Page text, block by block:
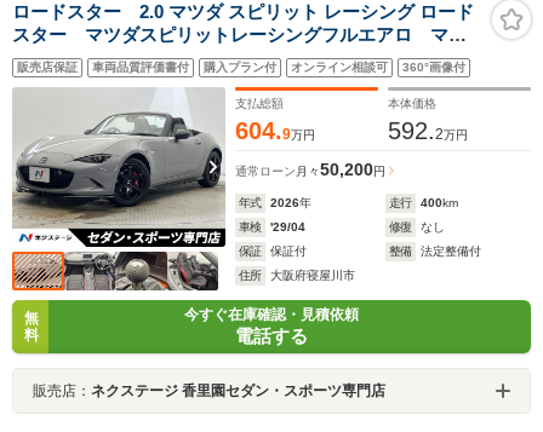
ロードスター 2.0 マツダ スピリット レーシング ロード
スター マツダスピリットレーシングフルエアロ マツ
ダコネクト レカロシート 純正17インチRAYS製アル
ミ ビルシュタインダンパー ブラインドスポットモニ
ター シートヒーター
販売店保証 車両品質評価書付 購入プラン付 オンライン相談可 360°画像付
支払総額
604.9万円
本体価格
592.2万円
通常ローン 月々50,200円
年式 2026年 走行 400km
車検
'29/04 修復
なし
保証
保証付 整備
法定整備付
住所
大阪府寝屋川市
無
料
今すぐ在庫確認・見積依頼
電話する
販売店： ネクステージ 香里園セダン・スポーツ専門店